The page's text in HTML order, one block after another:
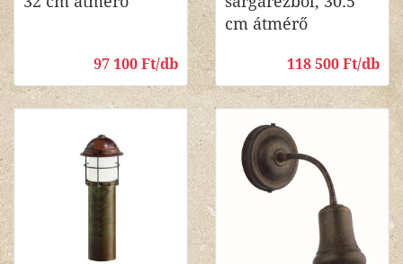
97 100 Ft/db
cm átmérő
118 500 Ft/db